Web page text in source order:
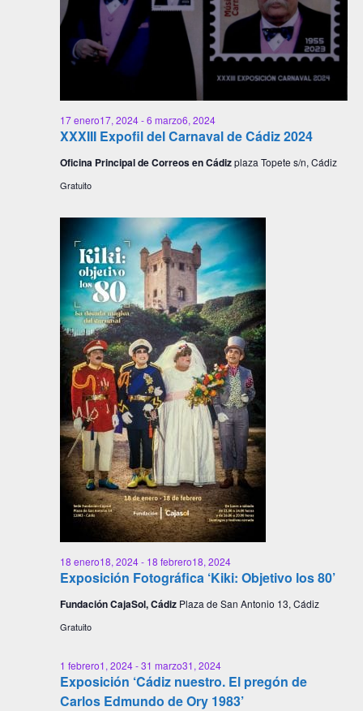
XXXIII Expofil del Carnaval de Cádiz 2024
17 enero17, 2024-6 marzo6, 2024
Oficina Principal de Correos en Cádizplaza Topete s/n, Cádiz
Gratuito
Exposición Fotográfica ‘Kiki: Objetivo los 80’
18 enero18, 2024- 18 febrero18, 2024
Fundación CajaSol, Cádiz Plaza de San Antonio 13, Cádiz
Gratuito
Exposición ‘Cádiz nuestro. El pregón de
Carlos Edmundo de Ory 1983’
1 febrero1, 2024-31 marzo31, 2024